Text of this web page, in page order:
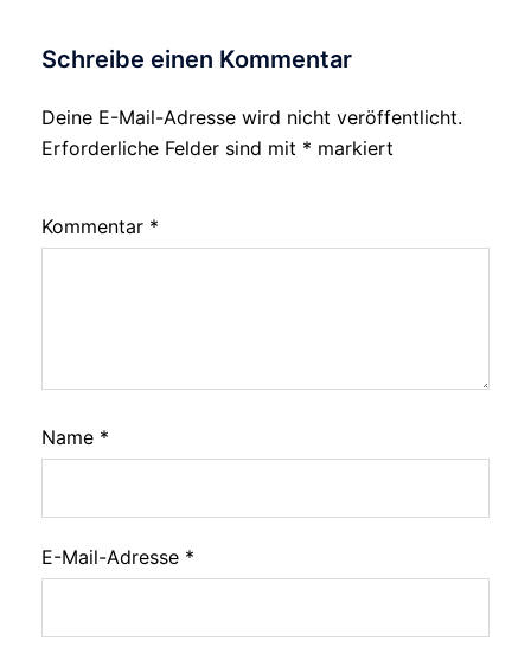
Schreibe einen Kommentar
Deine E-Mail-Adresse wird nicht veröffentlicht.
Erforderliche Felder sind mit * markiert
Kommentar *
Name *
E-Mail-Adresse *